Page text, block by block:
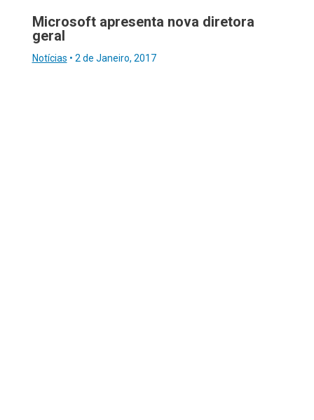
Microsoft apresenta nova diretora
geral
Notícias • 2 de Janeiro, 2017